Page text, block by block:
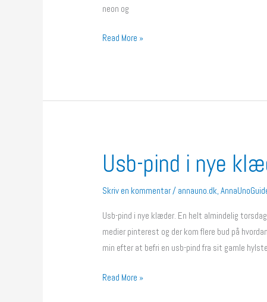
neon og
Read More »
Usb-pind i nye
Skriv en kommentar/ annauno.dk,
Usb-pind i nye klæder. En helt almindelig
medier pinterest og der kom flere bud på
min efter at befri en usb-pind fra sit gamle
Usb-
pind
i
klæder
Read More »